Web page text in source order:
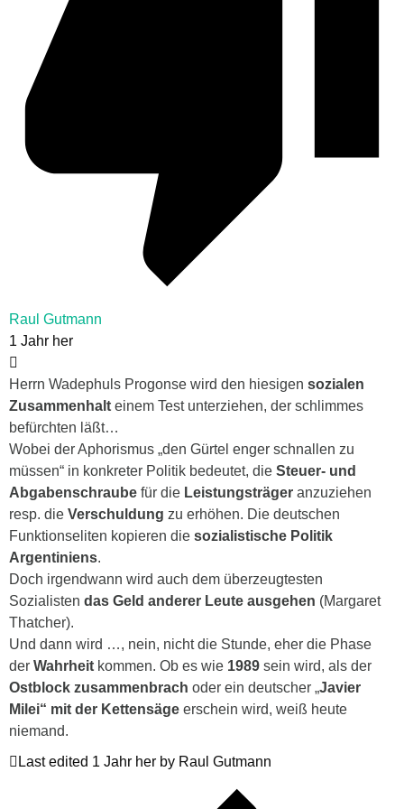
Raul Gutmann
1 Jahr her
Herrn Wadephuls Progonse wird den hiesigen sozialen
Zusammenhalt einem Test unterziehen, der schlimmes
befürchten läßt…
Wobei der Aphorismus „den Gürtel enger schnallen zu
müssen“ in konkreter Politik bedeutet, die Steuer- und
Abgabenschraube für die Leistungsträger anzuziehen
resp. die Verschuldung zu erhöhen. Die deutschen
Funktionseliten kopieren die sozialistische Politik
Argentiniens.
Doch irgendwann wird auch dem überzeugtesten
Sozialisten das Geld anderer Leute ausgehen (Margaret
Thatcher).
Und dann wird …, nein, nicht die Stunde, eher die Phase
der Wahrheit kommen. Ob es wie 1989 sein wird, als der
Ostblock zusammenbrach oder ein deutscher „Javier
Milei“ mit der Kettensäge erschein wird, weiß heute
niemand.
Last edited 1 Jahr her by Raul Gutmann